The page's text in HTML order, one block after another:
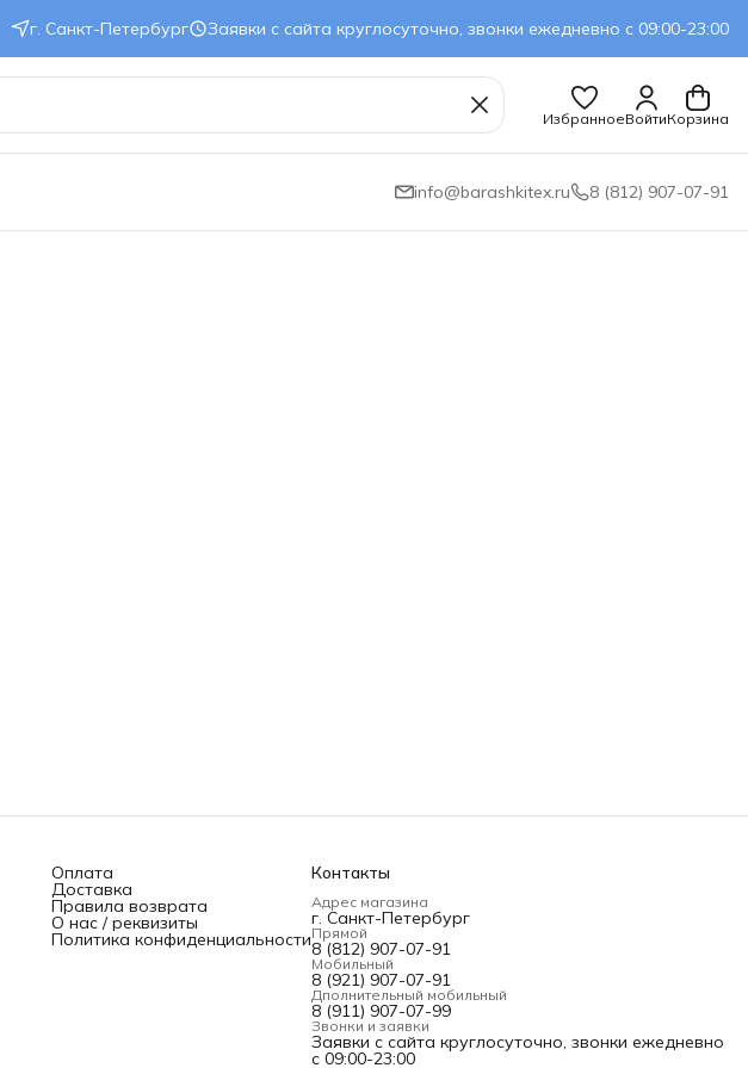
г. Санкт-Петербург Заявки с сайта круглосуточно, звонки ежедневно с 09:00-23:00
ИзбранноеВойтиКорзина
info@barashkitex.ru 8 (812) 907-07-91
Оплата
Доставка
Правила возврата
О нас / реквизиты
Политика конфиденциальности
Контакты
Адрес магазина
г. Санкт-Петербург
Прямой
8 (812) 907-07-91
Мобильный
8 (921) 907-07-91
Дполнительный мобильный
8 (911) 907-07-99
Звонки и заявки
Заявки с сайта круглосуточно, звонки ежедневно
с 09:00-23:00